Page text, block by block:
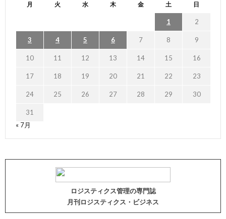
月 火 水 木 金 土 日
1 2
3 4 5 6 7 8 9
10 11 12 13 14 15 16
17 18 19 20 21 22 23
24 25 26 27 28 29 30
31
« 7月
ロジスティクス管理の専門誌
月刊ロジスティクス・ビジネス